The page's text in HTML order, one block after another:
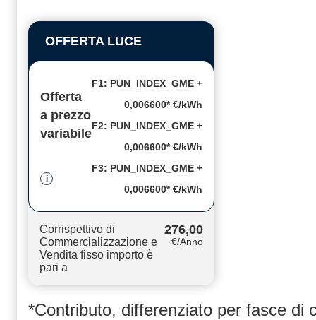
OFFERTA LUCE
Offerta
a prezzo
variabile
i
F1: PUN_INDEX_GME +
0,006600* €/kWh
F2: PUN_INDEX_GME +
0,006600* €/kWh
F3: PUN_INDEX_GME +
0,006600* €/kWh
Corrispettivo di
Commercializzazione e
Vendita fisso importo è
pari a
276,00
€/Anno
*Contributo, differenziato per fasce di